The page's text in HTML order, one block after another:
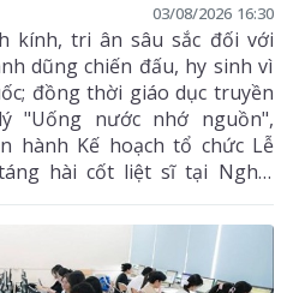
03/08/2026 16:30
kính, tri ân sâu sắc đối với
dũng chiến đấu, hy sinh vì
đồng thời giáo dục truyền
"Uống nước nhớ nguồn",
hành Kế hoạch tổ chức Lễ
hài cốt liệt sĩ tại Nghĩa
Chỉ huy Quân sự tỉnh là
các sở, ngành, địa phương
đảm buổi lễ được tổ chức
nghi thức.